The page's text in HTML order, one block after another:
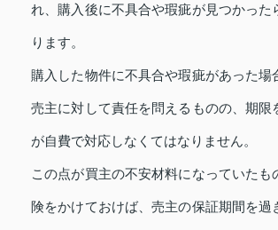
れ、購入後に不具合や瑕疵が見つかった
ります。
購入した物件に不具合や瑕疵があった場
売主に対して責任を問えるものの、期限
が自費で対応しなくてはなりません。
この点が買主の不安材料になっていたも
険をかけておけば、売主の保証期間を過